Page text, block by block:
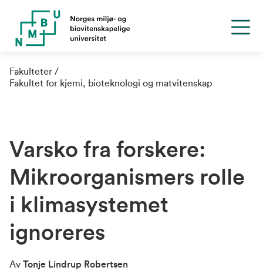
Fakulteter
Fakultet for kjemi, bioteknologi og matvitenskap
Varsko fra forskere:
Mikroorganismers rolle
i klimasystemet
ignoreres
Av Tonje Lindrup Robertsen